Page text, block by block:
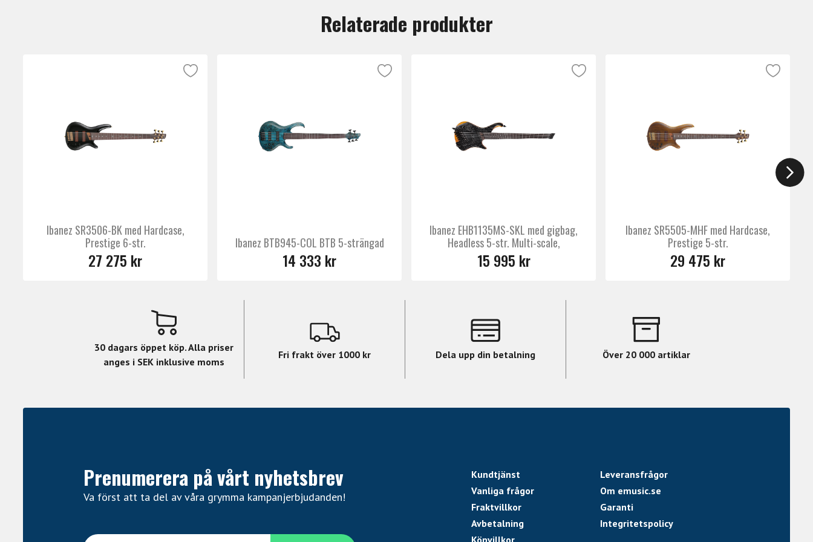
Relaterade produkter
Ibanez SR3506-BK med Hardcase,
Prestige 6-str.
27 275 kr
Ibanez BTB945-COL BTB 5-strängad
14 333 kr
Ibanez EHB1135MS-SKL med gigbag,
Headless 5-str. Multi-scale,
15 995 kr
Ibanez SR5505-MHF med Hardcase,
Prestige 5-str.
29 475 kr
30 dagars öppet köp. Alla priser
anges i SEK inklusive moms
Fri frakt över 1000 kr Dela upp din betalning Över 20 000 artiklar
Prenumerera på vårt nyhetsbrev
Va först att ta del av våra grymma kampanjerbjudanden!
Kundtjänst
Leveransfrågor
Vanliga frågor
Om emusic.se
Fraktvillkor
Garanti
Avbetalning
Integritetspolicy
Köpvillkor